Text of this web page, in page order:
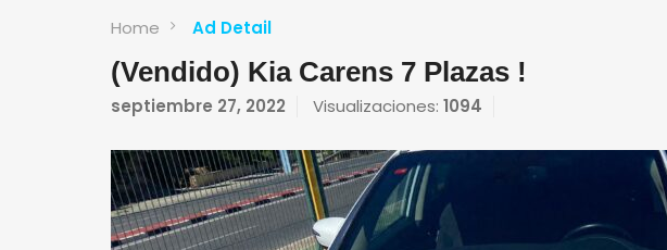
Home Ad Detail
(Vendido) Kia Carens 7 Plazas !
septiembre 27, 2022 Visualizaciones: 1094